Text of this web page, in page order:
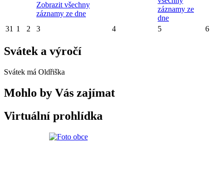
Zobrazit všechny
záznamy ze dne
záznamy ze
dne
31 1 2 3 4 5 6
Svátek a výročí
Svátek má Oldřiška
Mohlo by Vás zajímat
Virtuální prohlídka